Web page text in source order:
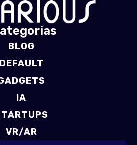
BLOG
DEFAULT
IA
VR/AR